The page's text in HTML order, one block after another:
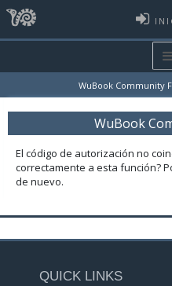
WuBook Community
WuBook
El código de autorización no
correctamente a esta función?
de nuevo.
QUICK LINKS